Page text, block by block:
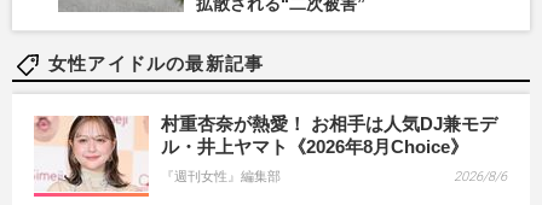
女性アイドルの最新記事
村重杏奈が熱愛！ お相手は人気DJ兼モデ
ル・井上ヤマト《2026年8月Choice》
『週刊女性』編集部 2026/8/6